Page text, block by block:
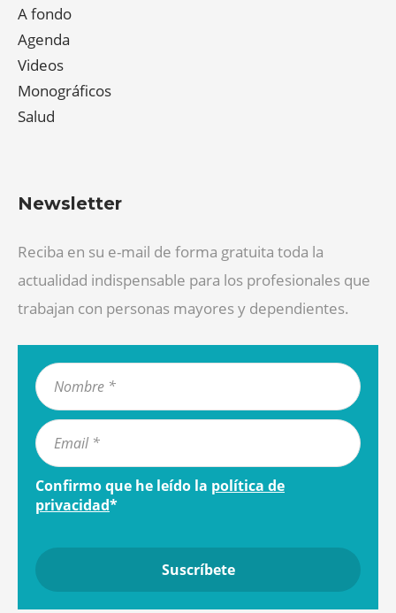
A fondo
Agenda
Videos
Monográficos
Salud
Newsletter
Reciba en su e-mail de forma gratuita toda la
actualidad indispensable para los profesionales que
trabajan con personas mayores y dependientes.
Confirmo que he leído la política de
privacidad*